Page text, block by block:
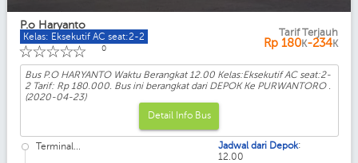
P.o Haryanto
Kelas: Eksekutif AC seat:2-2
☆
☆
☆
☆
☆ 0
Tarif Terjauh
Rp 180K-234K
Bus P.O HARYANTO Waktu Berangkat 12.00 Kelas:Eksekutif AC seat:2-
2 Tarif: Rp 180.000. Bus ini berangkat dari DEPOK Ke PURWANTORO .
(2020-04-23)
Detail Info Bus
Terminal... Jadwal dari Depok:
12.00